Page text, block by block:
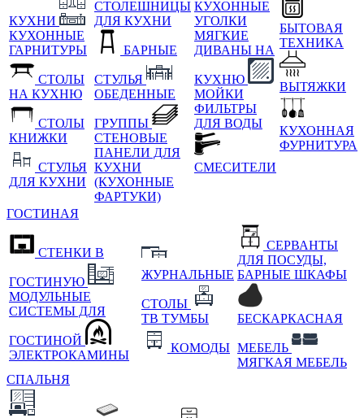
КУХНИ
КУХОННЫЕ
ГАРНИТУРЫ
СТОЛЫ
НА КУХНЮ
СТОЛЫ
КНИЖКИ
СТУЛЬЯ
ДЛЯ КУХНИ
СТОЛЕШНИЦЫ
ДЛЯ КУХНИ
БАРНЫЕ
СТУЛЬЯ
ОБЕДЕННЫЕ
ГРУППЫ
СТЕНОВЫЕ
ПАНЕЛИ ДЛЯ
КУХНИ
(КУХОННЫЕ
ФАРТУКИ)
КУХОННЫЕ
УГОЛКИ
МЯГКИЕ
ДИВАНЫ НА
КУХНЮ
МОЙКИ
ФИЛЬТРЫ
ДЛЯ ВОДЫ
СМЕСИТЕЛИ
БЫТОВАЯ
ТЕХНИКА
ВЫТЯЖКИ
КУХОННАЯ
ФУРНИТУРА
ГОСТИНАЯ
СТЕНКИ В
ГОСТИНУЮ
МОДУЛЬНЫЕ
СИСТЕМЫ ДЛЯ
ГОСТИНОЙ
ЭЛЕКТРОКАМИНЫ
ЖУРНАЛЬНЫЕ
СТОЛЫ
ТВ ТУМБЫ
КОМОДЫ
СЕРВАНТЫ
ДЛЯ ПОСУДЫ,
БАРНЫЕ ШКАФЫ
БЕСКАРКАСНАЯ
МЕБЕЛЬ
МЯГКАЯ МЕБЕЛЬ
СПАЛЬНЯ